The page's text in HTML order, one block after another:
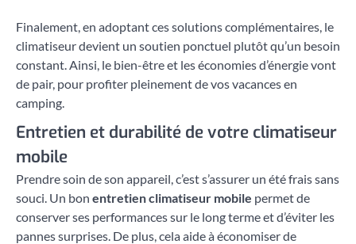
Finalement, en adoptant ces solutions complémentaires, le
climatiseur devient un soutien ponctuel plutôt qu’un besoin
constant. Ainsi, le bien-être et les économies d’énergie vont
de pair, pour profiter pleinement de vos vacances en
camping.
Entretien et durabilité de votre climatiseur
mobile
Prendre soin de son appareil, c’est s’assurer un été frais sans
souci. Un bon entretien climatiseur mobile permet de
conserver ses performances sur le long terme et d’éviter les
pannes surprises. De plus, cela aide à économiser de